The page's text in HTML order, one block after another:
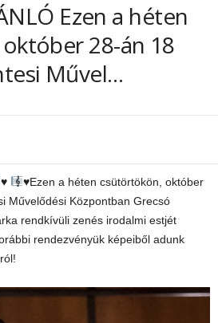
Ezen a héten
28-án 18
Művel…
♥️ ♥️Ezen a héten csütörtökön, október
Művelődési Központban Grecsó
rendkívüli zenés irodalmi estjét
rendezvényük képeiből adunk